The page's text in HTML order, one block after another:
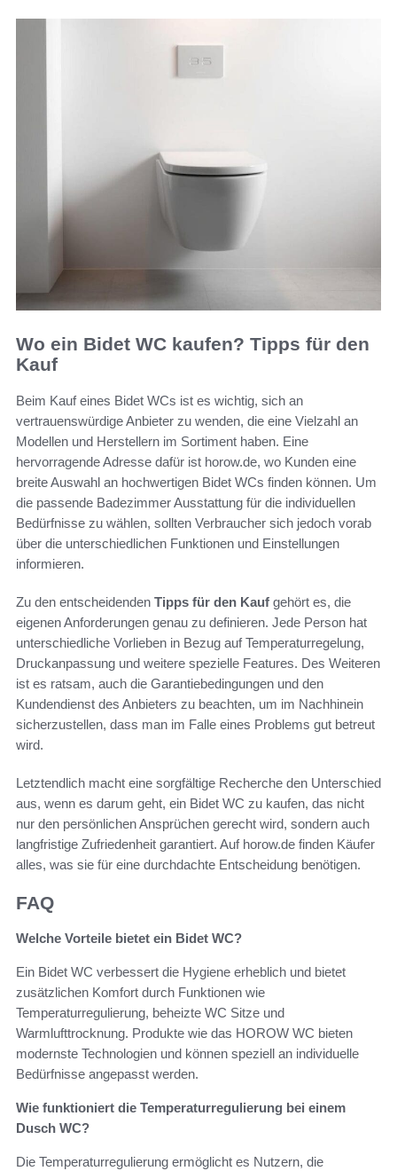
Wo ein Bidet WC kaufen? Tipps für den
Kauf
Beim Kauf eines Bidet WCs ist es wichtig, sich an
vertrauenswürdige Anbieter zu wenden, die eine Vielzahl an
Modellen und Herstellern im Sortiment haben. Eine
hervorragende Adresse dafür ist horow.de, wo Kunden eine
breite Auswahl an hochwertigen Bidet WCs finden können. Um
die passende Badezimmer Ausstattung für die individuellen
Bedürfnisse zu wählen, sollten Verbraucher sich jedoch vorab
über die unterschiedlichen Funktionen und Einstellungen
informieren.
Zu den entscheidenden Tipps für den Kauf gehört es, die
eigenen Anforderungen genau zu definieren. Jede Person hat
unterschiedliche Vorlieben in Bezug auf Temperaturregelung,
Druckanpassung und weitere spezielle Features. Des Weiteren
ist es ratsam, auch die Garantiebedingungen und den
Kundendienst des Anbieters zu beachten, um im Nachhinein
sicherzustellen, dass man im Falle eines Problems gut betreut
wird.
Letztendlich macht eine sorgfältige Recherche den Unterschied
aus, wenn es darum geht, ein Bidet WC zu kaufen, das nicht
nur den persönlichen Ansprüchen gerecht wird, sondern auch
langfristige Zufriedenheit garantiert. Auf horow.de finden Käufer
alles, was sie für eine durchdachte Entscheidung benötigen.
FAQ
Welche Vorteile bietet ein Bidet WC?
Ein Bidet WC verbessert die Hygiene erheblich und bietet
zusätzlichen Komfort durch Funktionen wie
Temperaturregulierung, beheizte WC Sitze und
Warmlufttrocknung. Produkte wie das HOROW WC bieten
modernste Technologien und können speziell an individuelle
Bedürfnisse angepasst werden.
Wie funktioniert die Temperaturregulierung bei einem
Dusch WC?
Die Temperaturregulierung ermöglicht es Nutzern, die